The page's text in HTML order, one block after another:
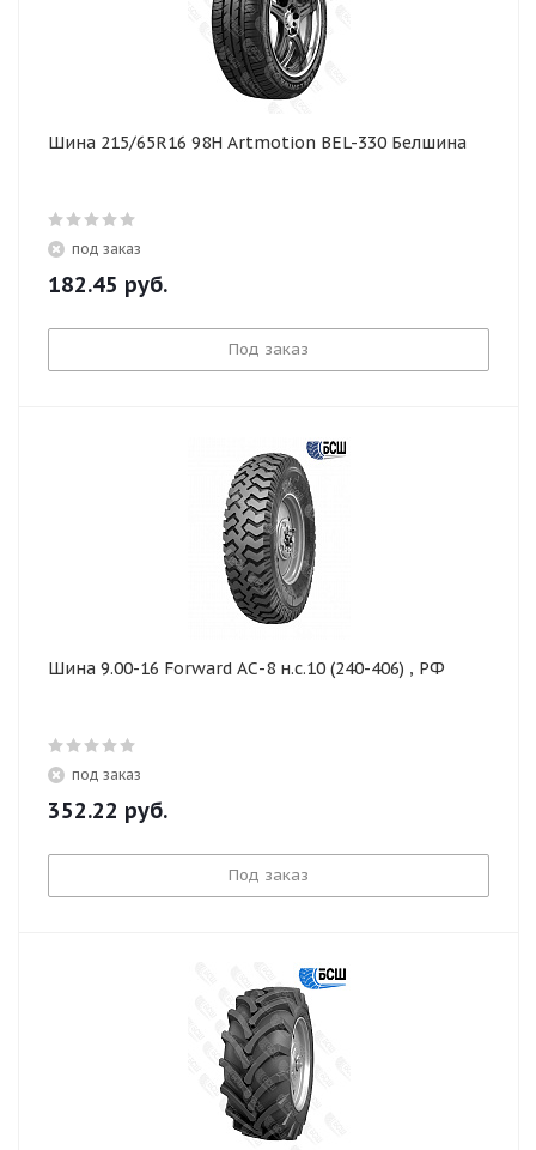
Шина 215/65R16 98H Artmotion BEL-330 Белшина
под заказ
182.45 руб.
Под заказ
Шина 9.00-16 Forward АС-8 н.с.10 (240-406) , РФ
под заказ
352.22 руб.
Под заказ